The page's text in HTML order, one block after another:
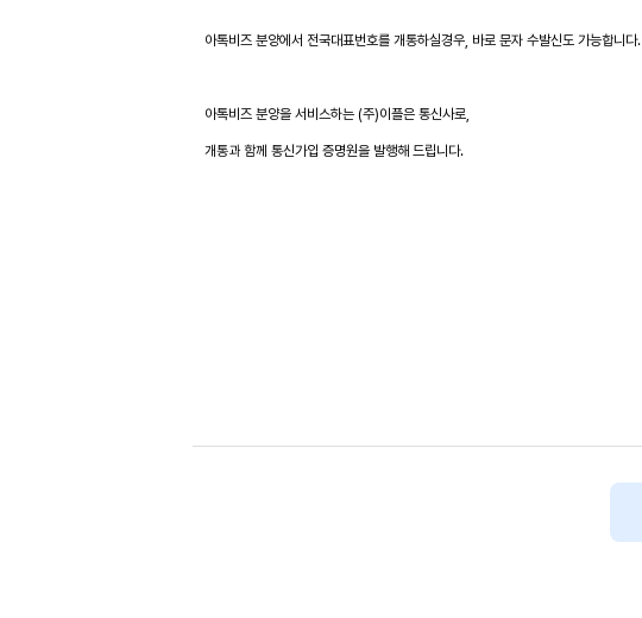
아톡비즈 분양에서 전국대표번호를 개통하실경우, 바로 문자 수발신도 가능합니다.
아톡비즈 분양을 서비스하는 (주)이플은 통신사로,
개통과 함께 통신가입 증명원을 발행해 드립니다.